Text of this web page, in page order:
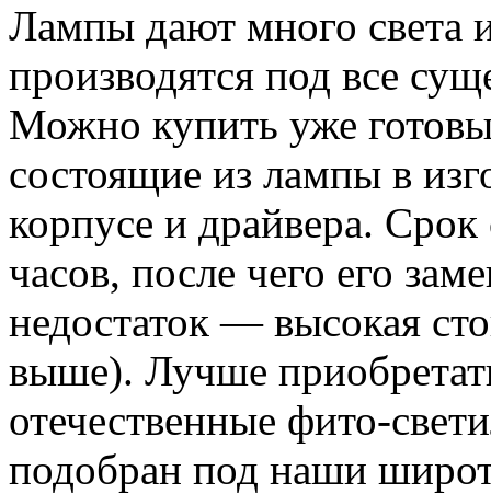
Лампы дают много света
производятся под все
Можно купить уже
состоящие из лампы в
корпусе и драйвера.
часов, после чего его
недостаток — высокая
выше). Лучше
отечественные фито-
подобран под наши